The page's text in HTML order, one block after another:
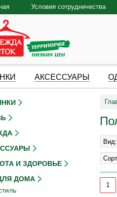
Условия сотрудничества
АКСЕССУАРЫ
И ЗДОРОВЬЕ
ДОМА
1